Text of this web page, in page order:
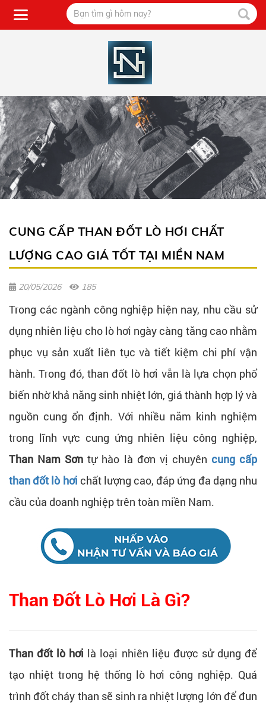
CUNG CẤP THAN ĐỐT LÒ HƠI CHẤT
LƯỢNG CAO GIÁ TỐT TẠI MIỀN NAM
20/05/2026 185
Trong các ngành công nghiệp hiện nay, nhu cầu sử
dụng nhiên liệu cho lò hơi ngày càng tăng cao nhằm
phục vụ sản xuất liên tục và tiết kiệm chi phí vận
hành. Trong đó, than đốt lò hơi vẫn là lựa chọn phổ
biến nhờ khả năng sinh nhiệt lớn, giá thành hợp lý và
nguồn cung ổn định. Với nhiều năm kinh nghiệm
trong lĩnh vực cung ứng nhiên liệu công nghiệp,
Than Nam Sơntự hào là đơn vị chuyên cung cấp
than đốt lò hơi chất lượng cao, đáp ứng đa dạng nhu
cầu của doanh nghiệp trên toàn miền Nam.
Than Đốt Lò Hơi Là Gì?
Than đốt lò hơi là loại nhiên liệu được sử dụng để
tạo nhiệt trong hệ thống lò hơi công nghiệp. Quá
trình đốt cháy than sẽ sinh ra nhiệt lượng lớn để đun